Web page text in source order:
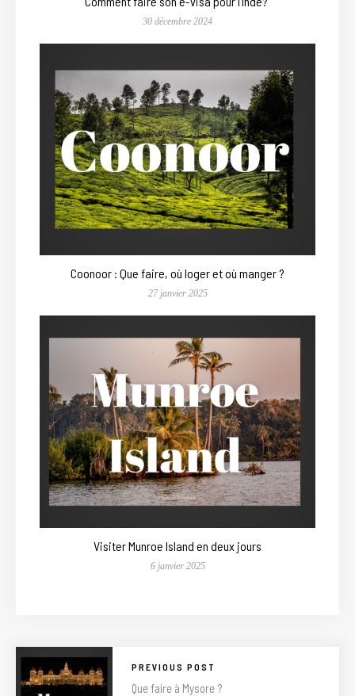
30 décembre 2024
Coonoor : Que faire, où loger et où manger ?
27 janvier 2025
Visiter Munroe Island en deux jours
6 janvier 2025
PREVIOUS POST
Que faire à Mysore ?